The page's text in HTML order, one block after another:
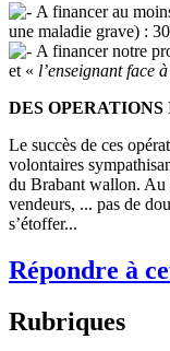
A financer au
une maladie grave) :
A financer notre
et « l’enseignant face
DES OPERATIONS
Le succès de ces
volontaires
du Brabant wallon. Au
vendeurs, ... pas de
s’étoffer...
Répondre à
Rubriques